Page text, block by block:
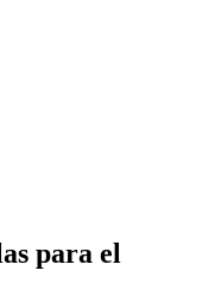
para el